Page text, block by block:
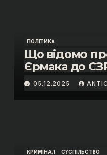
ПОЛІТИКА
Що відомо
Єрмака до
05.12.2025
КРИМІНАЛ СУСПІЛЬСТВО